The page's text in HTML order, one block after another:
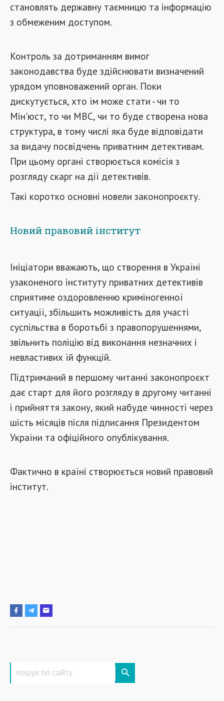
становлять державну таємницю та інформацію
з обмеженим доступом.
Контроль за дотриманням вимог
законодавства буде здійснювати визначений
урядом уповноважений орган. Поки
дискутується, хто їм може стати - чи то
Мін'юст, то чи МВС, чи то буде створена нова
структура, в тому числі яка буде відповідати
за видачу посвідчень приватним детективам.
При цьому органі створюється комісія з
розгляду скарг на дії детективів.
Такі коротко основні новели законопроєкту.
Новий правовий інститут
Ініціатори вважають, що створення в Україні
узаконеного інституту приватних детективів
сприятиме оздоровленню криміногенної
ситуації, збільшить можливість для участі
суспільства в боротьбі з правопорушеннями,
звільнить поліцію від виконання незначних і
невластивих їй функцій.
Підтриманий в першому читанні законопроєкт
дає старт для його розгляду в другому читанні
і прийняття закону, який набуде чинності через
шість місяців після підписання Президентом
України та офіційного опублікування.
Фактично в країні створюється новий правовий
інститут.